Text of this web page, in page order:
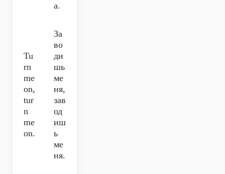
а.
Tu
rn
me
on,
tur
n
me
on.
За
во
ди
шь
ме
ня,
зав
од
иш
ь
ме
ня.